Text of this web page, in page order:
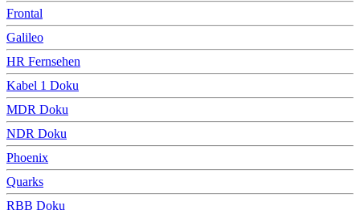
Frontal
Galileo
HR Fernsehen
Kabel 1 Doku
MDR Doku
NDR Doku
Phoenix
Quarks
RBB Doku